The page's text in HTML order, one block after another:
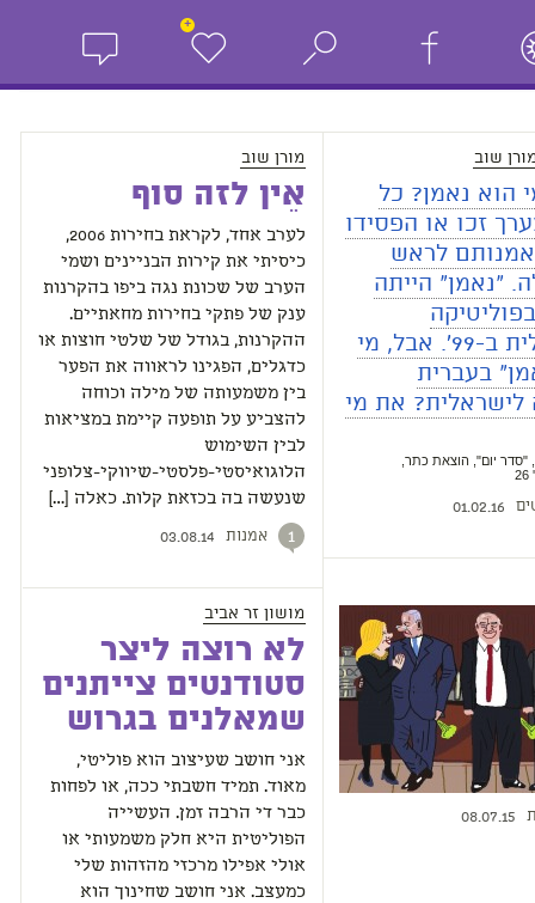
+
שוב
הוא נאמן? כל
זכו או הפסידו
לראש
"נאמן" הייתה
הישראלית ב-99'. אבל, מי
בעברית
את מי
יום", הוצאת כתר,
01.02.16
08.07.15
מורן שוב
אֵין לזה סוף
לערב אחד, לקראת בחירות 2006,
כיסיתי את קירות הבניינים ושמי
הערב של שכונת נגה ביפו בהקרנות
ענק של פתקי בחירות מחאתיים.
ההקרנות, בגודל של שלטי חוצות או
כדגלים, הפגינו לראווה את הפער
בין משמעותה של מילה וכוחה
להצביע על תופעה קיימת במציאות
לבין השימוש
הלוגואיסטי-פלסטי-שיווקי-צלופני
שנעשה בה בכזאת קלות. כאלה […]
1 אמנות 03.08.14
מושון זר אביב
לא רוצה ליצר
סטודנטים צייתנים
שמאלנים בגרוש
אני חושב שעיצוב הוא פוליטי,
מאוד. תמיד חשבתי ככה, או לפחות
כבר די הרבה זמן. העשייה
הפוליטית היא חלק משמעותי או
אולי אפילו מרכזי מהזהות שלי
כמעצב. אני חושב שחינוך הוא